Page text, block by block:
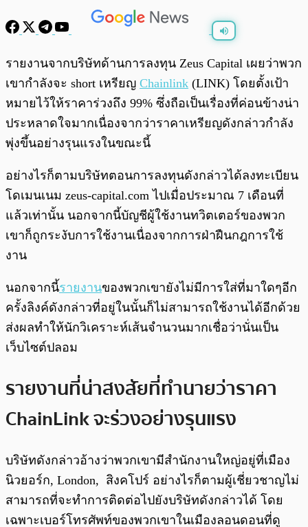
0:00
รายงานจากบริษัทด้านการลงทุน Zeus Capital เผยว่าพวก
เขากำลังจะ short เหรียญ Chainlink (LINK) โดยตั้งเป้า
หมายไว้ให้ราคาร่วงถึง 99% ซึ่งถือเป็นเรื่องที่ค่อนข้างน่า
ประหลาดใจมากเนื่องจากว่าราคาเหรียญดังกล่าวกำลัง
พุ่งขึ้นอย่างรุนแรงในขณะนี้
อย่างไรก็ตามบริษัทตอนการลงทุนดังกล่าวได้ลงทะเบียน
โดเมนเนม zeus-capital.com ไปเมื่อประมาณ 7 เดือนที่
แล้วเท่านั้น นอกจากนี้บัญชีผู้ใช้งานทวิตเตอร์ของพวก
เขาก็ถูกระงับการใช้งานเนื่องจากการฝ่าฝืนกฎการใช้
งาน
นอกจากนี้รายงานของพวกเขายังไม่มีการใส่ที่มาใดๆอีก
ครั้งลิงค์ดังกล่าวที่อยู่ในนั้นก็ไม่สามารถใช้งานได้อีกด้วย
ส่งผลทำให้นักวิเคราะห์เส้นจำนวนมากเชื่อว่านั่นเป็น
เว็บไซต์ปลอม
รายงานที่น่าสงสัยที่ทำนายว่าราคา
ChainLink จะร่วงอย่างรุนแรง
บริษัทดังกล่าวอ้างว่าพวกเขามีสำนักงานใหญ่อยู่ที่เมือง
นิวยอร์ก, London, สิงคโปร์ อย่างไรก็ตามผู้เชี่ยวชาญไม่
สามารถที่จะทำการติดต่อไปยังบริษัทดังกล่าวได้ โดย
เฉพาะเบอร์โทรศัพท์ของพวกเขาในเมืองลอนดอนที่ดู